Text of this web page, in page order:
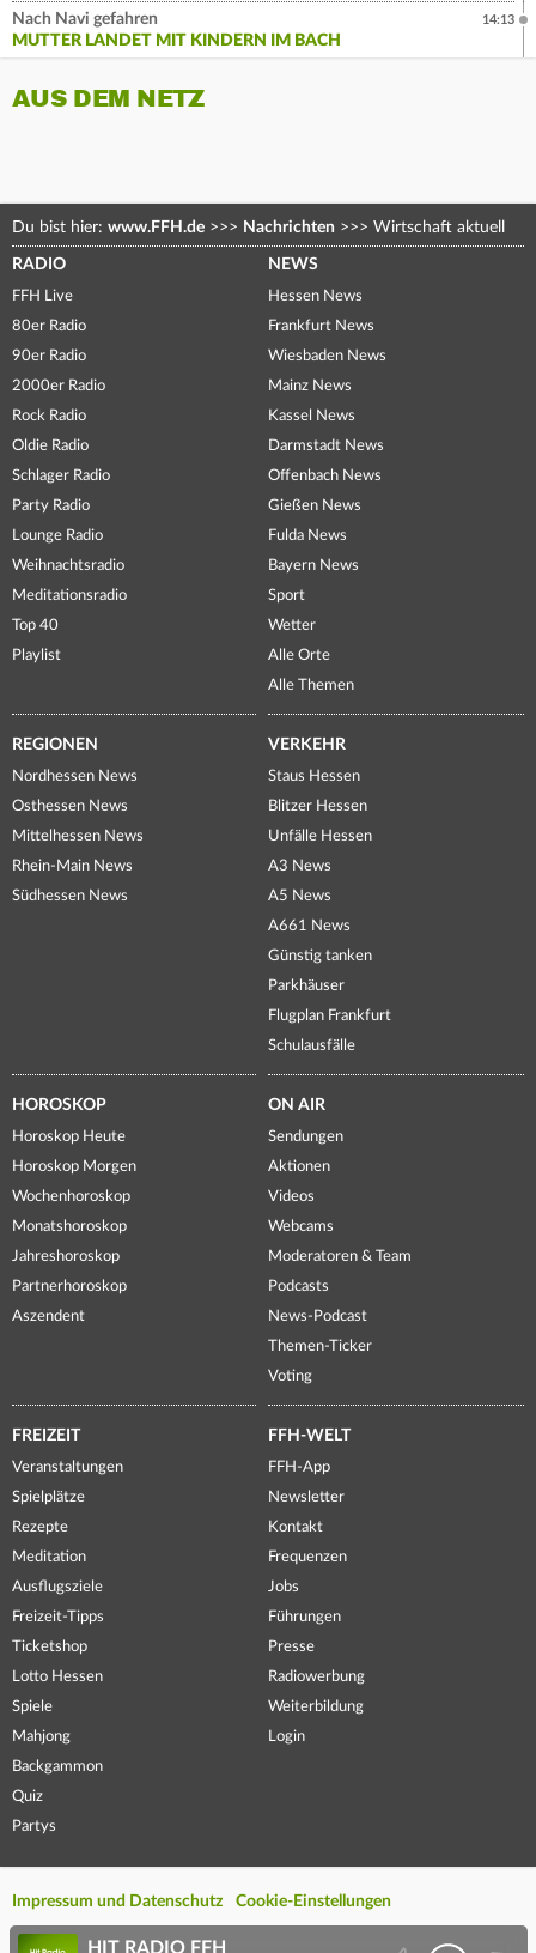
Nach Navi gefahren
MUTTER LANDET MIT KINDERN IM BACH
14:13
AUS DEM NETZ
Du bist hier: www.FFH.de >>> Nachrichten >>> Wirtschaft aktuell
RADIO
FFH Live
80er Radio
90er Radio
2000er Radio
Rock Radio
Oldie Radio
Schlager Radio
Party Radio
Lounge Radio
Weihnachtsradio
Meditationsradio
Top 40
Playlist
NEWS
Hessen News
Frankfurt News
Wiesbaden News
Mainz News
Kassel News
Darmstadt News
Offenbach News
Gießen News
Fulda News
Bayern News
Sport
Wetter
Alle Orte
Alle Themen
REGIONEN
Nordhessen News
Osthessen News
Mittelhessen News
Rhein-Main News
Südhessen News
VERKEHR
Staus Hessen
Blitzer Hessen
Unfälle Hessen
A3 News
A5 News
A661 News
Günstig tanken
Parkhäuser
Flugplan Frankfurt
Schulausfälle
HOROSKOP
Horoskop Heute
Horoskop Morgen
Wochenhoroskop
Monatshoroskop
Jahreshoroskop
Partnerhoroskop
Aszendent
ON AIR
Sendungen
Aktionen
Videos
Webcams
Moderatoren & Team
Podcasts
News-Podcast
Themen-Ticker
Voting
FREIZEIT
Veranstaltungen
Spielplätze
Rezepte
Meditation
Ausflugsziele
Freizeit-Tipps
Ticketshop
Lotto Hessen
Spiele
Mahjong
Backgammon
Quiz
Partys
FFH-WELT
FFH-App
Newsletter
Kontakt
Frequenzen
Jobs
Führungen
Presse
Radiowerbung
Weiterbildung
Login
Impressum und Datenschutz Cookie-Einstellungen
HIT RADIO FFH